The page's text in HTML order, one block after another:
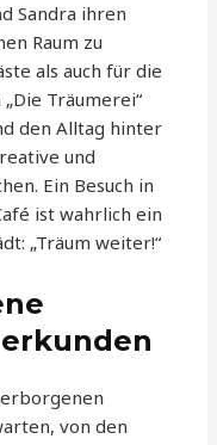
Sandra ihren
Raum zu
als auch für die
Träumerei“
den Alltag hinter
und
Ein Besuch in
ist wahrlich ein
„Träum weiter!“
von den